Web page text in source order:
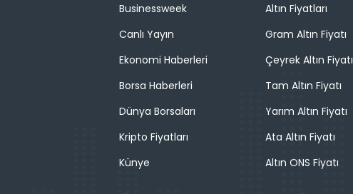
Businessweek
Canlı Yayın
Ekonomi Haberleri
Borsa Haberleri
Dünya Borsaları
Kripto Fiyatları
Künye
Altın Fiyatları
Gram Altın Fiyatı
Çeyrek Altın Fiyatı
Tam Altın Fiyatı
Yarım Altın Fiyatı
Ata Altın Fiyatı
Altın ONS Fiyatı